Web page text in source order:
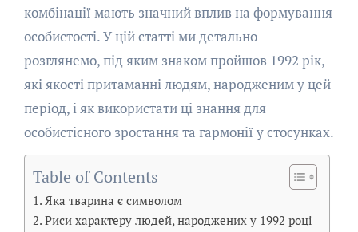
комбінації мають значний вплив на формування
особистості. У цій статті ми детально
розглянемо, під яким знаком пройшов 1992 рік,
які якості притаманні людям, народженим у цей
період, і як використати ці знання для
особистісного зростання та гармонії у стосунках.
Table of Contents
Яка тварина є символом
Риси характеру людей, народжених у 1992 році